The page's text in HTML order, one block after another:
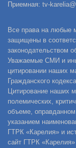
Приемная: tv-
Все права на любые
защищены в
законодательством
Уважаемые СМИ и
цитировании наших
Гражданского
Цитирование наших
полемических,
объеме,
указанием
ГТРК «Карелия» и
сайт ГТРК